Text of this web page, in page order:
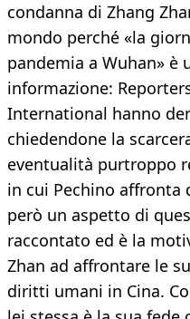
condanna di Zhang
mondo perché «la
pandemia a Wuhan»
informazione:
International hanno
chiedendone la
eventualità purtroppo
in cui Pechino affronta
però un aspetto di
raccontato ed è la
Zhan ad affrontare le
diritti umani in Cina.